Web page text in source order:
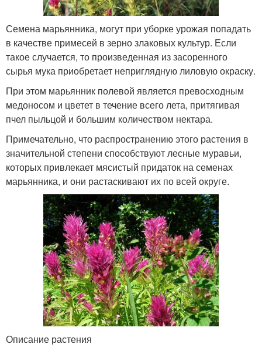
Семена марьянника, могут при уборке урожая попадать
в качестве примесей в зерно злаковых культур. Если
такое случается, то произведенная из засоренного
сырья мука приобретает неприглядную лиловую окраску.
При этом марьянник полевой является превосходным
медоносом и цветет в течение всего лета, притягивая
пчел пыльцой и большим количеством нектара.
Примечательно, что распространению этого растения в
значительной степени способствуют лесные муравьи,
которых привлекает мясистый придаток на семенах
марьянника, и они растаскивают их по всей округе.
Описание растения